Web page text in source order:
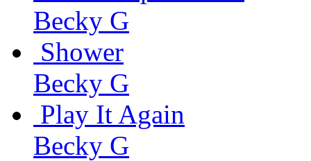
Becky G
Shower
Becky G
Play It Again
Becky G